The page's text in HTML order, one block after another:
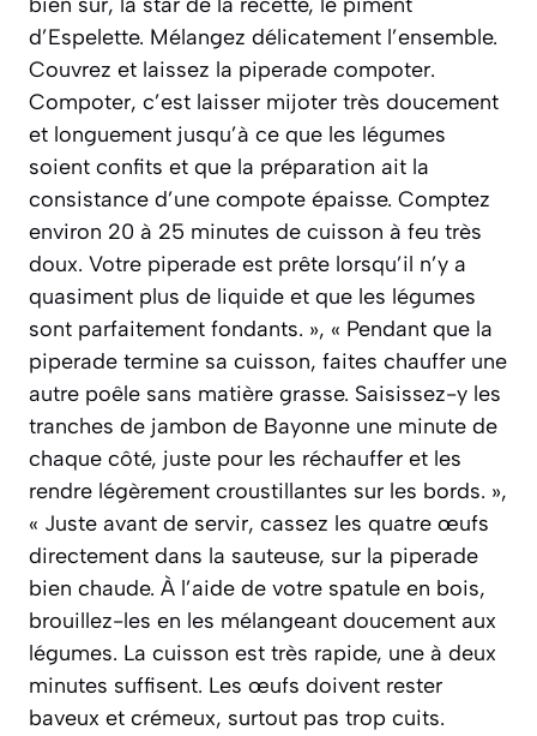
d’Espelette. Mélangez délicatement l’ensemble.
Couvrez et laissez la piperade compoter.
Compoter, c’est laisser mijoter très doucement
et longuement jusqu’à ce que les légumes
soient confits et que la préparation ait la
consistance d’une compote épaisse. Comptez
environ 20 à 25 minutes de cuisson à feu très
doux. Votre piperade est prête lorsqu’il n’y a
quasiment plus de liquide et que les légumes
sont parfaitement fondants. », « Pendant que la
piperade termine sa cuisson, faites chauffer une
autre poêle sans matière grasse. Saisissez-y les
tranches de jambon de Bayonne une minute de
chaque côté, juste pour les réchauffer et les
rendre légèrement croustillantes sur les bords. »,
« Juste avant de servir, cassez les quatre œufs
directement dans la sauteuse, sur la piperade
bien chaude. À l’aide de votre spatule en bois,
brouillez-les en les mélangeant doucement aux
légumes. La cuisson est très rapide, une à deux
minutes suffisent. Les œufs doivent rester
baveux et crémeux, surtout pas trop cuits.